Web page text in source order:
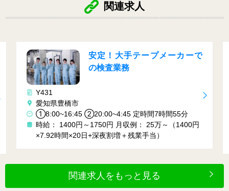
関連求人
安定！大手テープメーカーで
の検査業務
愛知県豊橋市
①8:00~16:45 ②20:00~4:45 定時間7時間55分
時給： 1400円～1750円 月収例： 25万～（1400円
×7.92時間×20日+深夜割増＋残業手当）
関連求人をもっと見る